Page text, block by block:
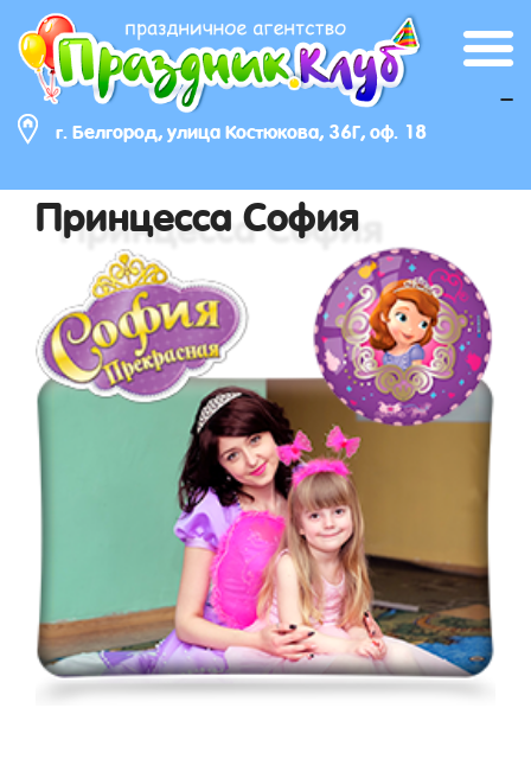
г. Белгород, улица Костюкова, 36Г, оф. 18
_
Принцесса София